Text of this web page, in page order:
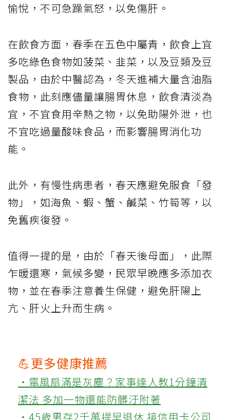
愉悅，不可急躁氣怒，以免傷肝。
在飲食方面，春季在五色中屬青，飲食上宜
多吃綠色食物如菠菜、韭菜，以及豆類及豆
製品，由於中醫認為，冬天進補大量含油脂
食物，此刻應儘量讓腸胃休息，飲食清淡為
宜，不宜食用辛熱之物，以免助陽外泄，也
不宜吃過量酸味食品，而影響腸胃消化功
能。
此外，有慢性病患者，春天應避免服食「發
物」，如海魚、蝦、蟹、鹹菜、竹筍等，以
免舊疾復發。
值得一提的是，由於「春天後母面」，此際
乍暖還寒，氣候多變，民眾早晚應多添加衣
物，並在春季注意養生保健，避免肝陽上
亢、肝火上升而生病。
💪更多健康推薦
‧電風扇滿是灰塵？家事達人教1分鐘清
潔法 多加一物還能防髒汙附著
‧45歲男存2千萬提早退休 接信用卡公司